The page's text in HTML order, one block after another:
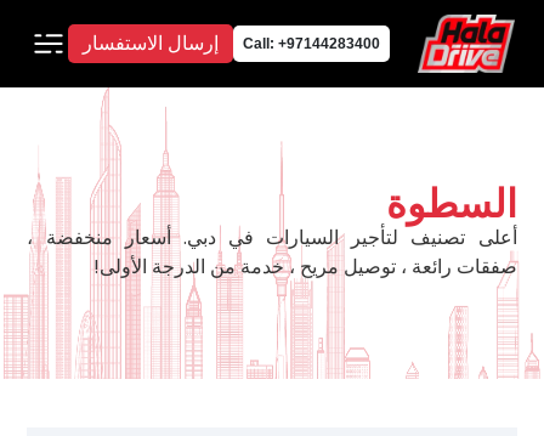
Call: +97144283400 إرسال الاستفسار
السطوة
أعلى تصنيف لتأجير السيارات في دبي. أسعار منخفضة ،
صفقات رائعة ، توصيل مريح ، خدمة من الدرجة الأولى!